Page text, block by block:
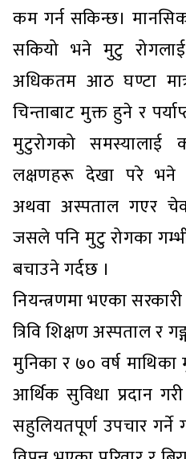
कम गर्न सकिन्छ।
सकियो भने मुटु
अधिकतम आठ घण्टा
चिन्ताबाट मुक्त हुने र
मुटुरोगको समस्यालाई
लक्षणहरू देखा परे भने
अथवा अस्पताल गएर
जसले पनि मुटु रोगका
बचाउने गर्दछ ।
नियन्त्रणमा भएका सरकारी
त्रिवि शिक्षण अस्पताल र
मुनिका र ७० वर्ष माथिका
आर्थिक सुविधा प्रदान
सहुलियतपूर्ण उपचार